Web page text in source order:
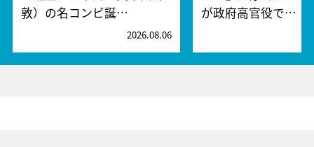
敦）の名コンビ誕…
2026.08.06
が政府高官役で…